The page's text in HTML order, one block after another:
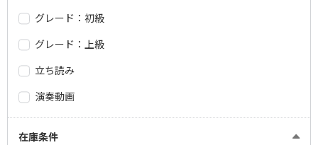
グレード：初級
グレード：上級
立ち読み
演奏動画
在庫条件